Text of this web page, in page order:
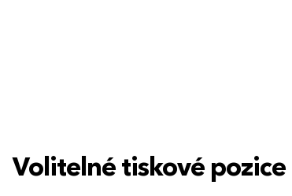
Volitelné tiskové pozice